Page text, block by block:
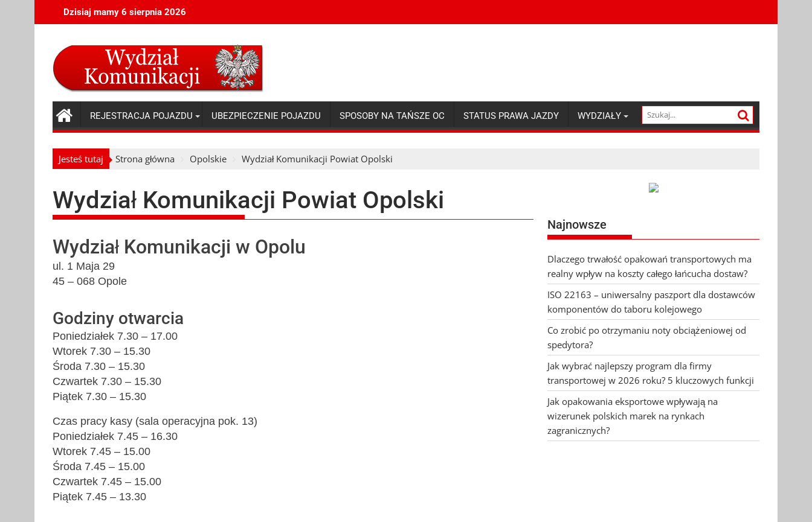
to
Dzisiaj mamy 6 sierpnia 2026
REJESTRACJA POJAZDU UBEZPIECZENIE POJAZDU SPOSOBY NA TAŃSZE OC STATUS PRAWA JAZDY WYDZIAŁY
Jesteś tutaj Strona główna Opolskie Wydział Komunikacji Powiat Opolski
Wydział Komunikacji Powiat Opolski
Wydział Komunikacji w Opolu
ul. 1 Maja 29
45 – 068 Opole
Godziny otwarcia
Poniedziałek 7.30 – 17.00
Wtorek 7.30 – 15.30
Środa 7.30 – 15.30
Czwartek 7.30 – 15.30
Piątek 7.30 – 15.30
Czas pracy kasy (sala operacyjna pok. 13)
Poniedziałek 7.45 – 16.30
Wtorek 7.45 – 15.00
Środa 7.45 – 15.00
Czwartek 7.45 – 15.00
Piątek 7.45 – 13.30
Najnowsze
Dlaczego trwałość opakowań transportowych ma
realny wpływ na koszty całego łańcucha dostaw?
ISO 22163 – uniwersalny paszport dla dostawców
komponentów do taboru kolejowego
Co zrobić po otrzymaniu noty obciążeniowej od
spedytora?
Jak wybrać najlepszy program dla firmy
transportowej w 2026 roku? 5 kluczowych funkcji
Jak opakowania eksportowe wpływają na
wizerunek polskich marek na rynkach
zagranicznych?